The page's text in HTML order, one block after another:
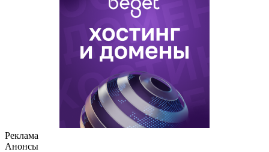
Реклама
Анонсы